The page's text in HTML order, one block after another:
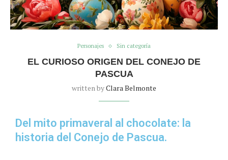
Personajes Sin categoría
EL CURIOSO ORIGEN DEL CONEJO DE
PASCUA
written byClara Belmonte
Del mito primaveral al chocolate: la
historia del Conejo de Pascua.